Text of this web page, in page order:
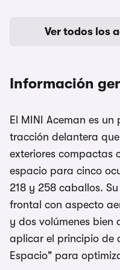
Ver todos los
Información
El MINI Aceman es un
tracción delantera
exteriores compactas
espacio para cinco
218 y 258 caballos.
frontal con aspecto
y dos volúmenes bien
aplicar el principio de
Espacio" para